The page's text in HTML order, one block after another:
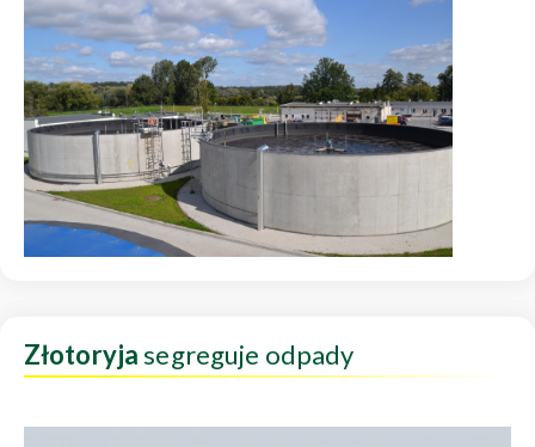
Złotoryjasegreguje odpady